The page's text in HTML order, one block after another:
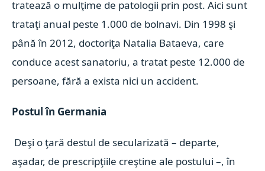
tratează o mulţime de patologii prin post. Aici sunt
trataţi anual peste 1.000 de bolnavi. Din 1998 şi
până în 2012, doctoriţa Natalia Bataeva, care
conduce acest sanatoriu, a tratat peste 12.000 de
persoane, fără a exista nici un accident.
Postul în Germania
Deşi o ţară destul de secularizată – departe,
aşadar, de prescripţiile creştine ale postului –, în